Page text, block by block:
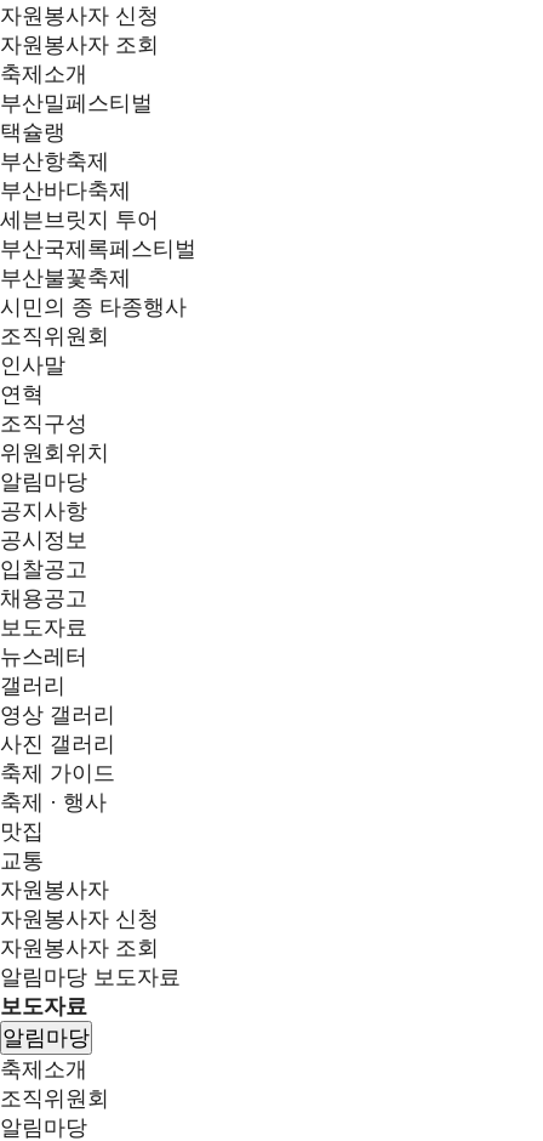
자원봉사자 신청
자원봉사자 조회
축제소개
부산밀페스티벌
택슐랭
부산항축제
부산바다축제
세븐브릿지 투어
부산국제록페스티벌
부산불꽃축제
시민의 종 타종행사
조직위원회
인사말
연혁
조직구성
위원회위치
알림마당
공지사항
공시정보
입찰공고
채용공고
보도자료
뉴스레터
갤러리
영상 갤러리
사진 갤러리
축제 가이드
축제 · 행사
맛집
교통
자원봉사자
자원봉사자 신청
자원봉사자 조회
알림마당 보도자료
보도자료
알림마당
축제소개
조직위원회
알림마당